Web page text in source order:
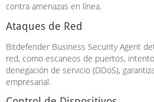
contra amenazas en línea.
Ataques de Red
Bitdefender Business Security Agent
red, como escaneos de puertos,
denegación de servicio (DDoS),
empresarial.